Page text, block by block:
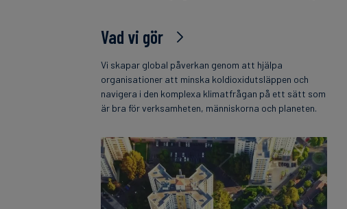
Vad vi gör
Vi skapar global påverkan genom att hjälpa
organisationer att minska koldioxidutsläppen och
navigera i den komplexa klimatfrågan på ett sätt som
är bra för verksamheten, människorna och planeten.